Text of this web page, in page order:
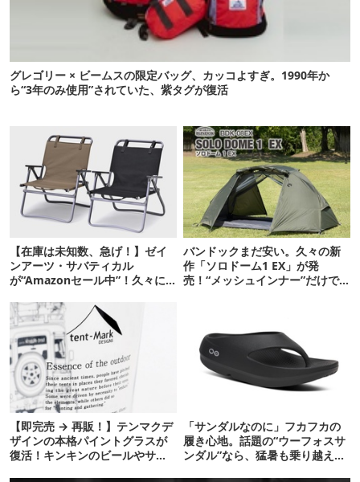
グレゴリー × ビームスの限定バッグ、カッコよすぎ。1990年か
ら“3年のみ使用”されていた、紫タグが復活
【在庫は未知数、急げ！】ゼイ
ンアーツ・サバティカル
が“Amazonセール中”！久々に
バンドックまだ安い。久々の新
作「ソロドーム1 EX」が発
売！“メッシュインナー”だけで
【即完売 → 再販！】テンマクデ
ザインの本格パイントグラスが
復活！キンキンのビールやサワ
「サンダルなのに」フカフカの
履き心地。話題の“ウーフォスサ
ンダル”なら、猛暑も乗り越えら